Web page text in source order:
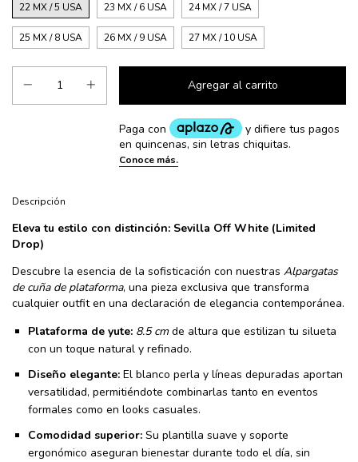
22 MX / 5 USA
23 MX / 6 USA 24 MX / 7 USA
25 MX / 8 USA 26 MX / 9 USA 27 MX / 10 USA
Descripción
Eleva tu estilo con distinción: Sevilla Off White (Limited
Drop)
Descubre la esencia de la sofisticación con nuestras Alpargatas
de cuña de plataforma, una pieza exclusiva que transforma
cualquier outfit en una declaración de elegancia contemporánea.
Plataforma de yute: 8.5 cmde altura que estilizan tu silueta
con un toque natural y refinado.
Diseño elegante: El blanco perla y líneas depuradas aportan
versatilidad, permitiéndote combinarlas tanto en eventos
formales como en looks casuales.
Comodidad superior: Su plantilla suave y soporte
ergonómico aseguran bienestar durante todo el día, sin